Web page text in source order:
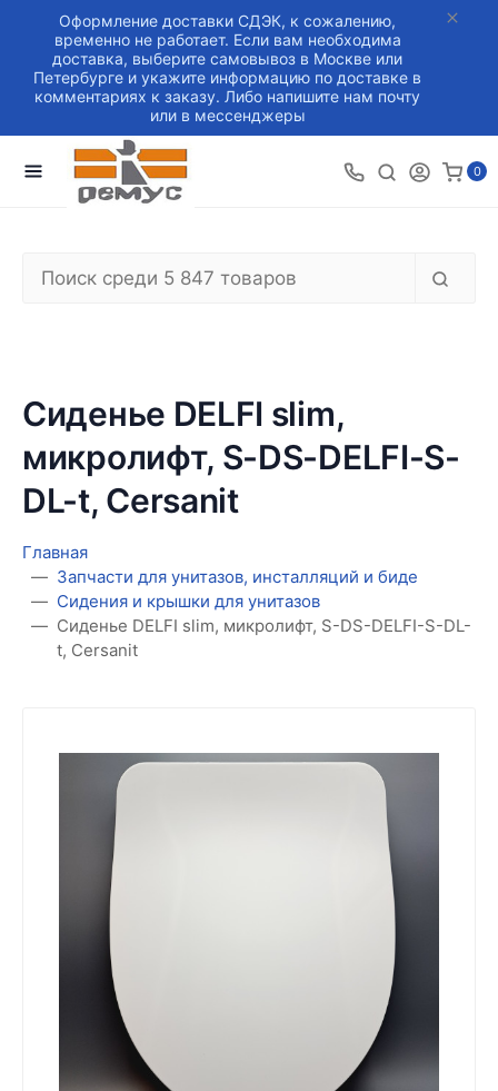
Оформление доставки СДЭК, к сожалению,
временно не работает. Если вам необходима
доставка, выберите самовывоз в Москве или
Петербурге и укажите информацию по доставке в
комментариях к заказу. Либо напишите нам почту
или в мессенджеры
0
Сиденье DELFI slim,
микролифт, S-DS-DELFI-S-
DL-t, Cersanit
Главная
Запчасти для унитазов, инсталляций и биде
Сидения и крышки для унитазов
Сиденье DELFI slim, микролифт, S-DS-DELFI-S-DL-
t, Cersanit